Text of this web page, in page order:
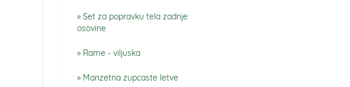
Set za popravku tela zadnje
osovine
Rame - viljuska
Manzetna zupcaste letve